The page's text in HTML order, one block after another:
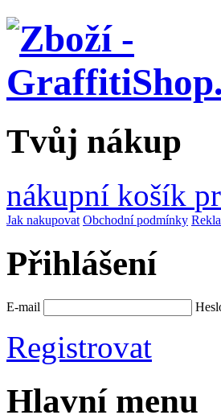
Tvůj nákup
nákupní košík
Jak nakupovat Obchodní podmínky
Přihlášení
E-mail
Registrovat
Hlavní menu